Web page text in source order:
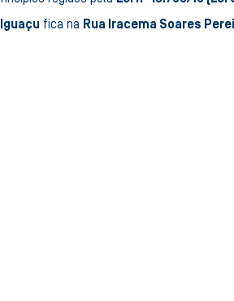
Iguaçufica na Rua Iracema Soares